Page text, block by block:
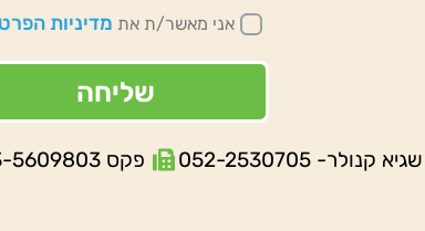
אני מאשר/ת את מדיניות
שליחה
שגיא קנולר- 052-2530705 פקס 03-5609803